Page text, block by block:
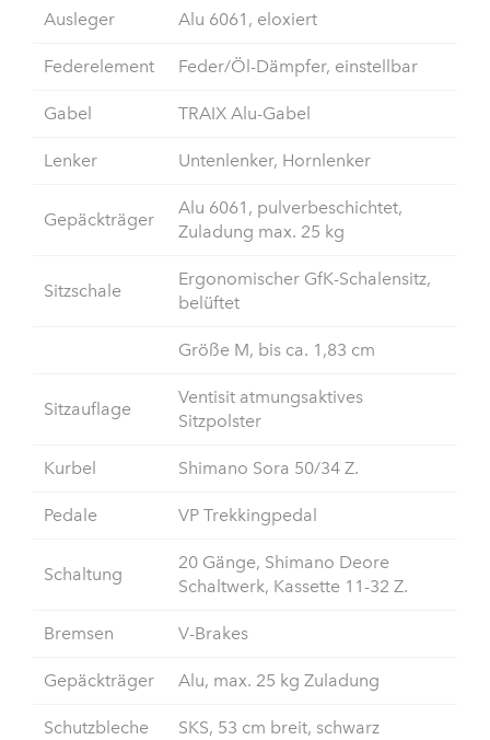
Ausleger Alu 6061, eloxiert
Federelement Feder/Öl-Dämpfer, einstellbar
Gabel TRAIX Alu-Gabel
Lenker Untenlenker, Hornlenker
Gepäckträger
Alu 6061, pulverbeschichtet,
Zuladung max. 25 kg
Sitzschale
Ergonomischer GfK-Schalensitz,
belüftet
Größe M, bis ca. 1,83 cm
Sitzauflage
Ventisit atmungsaktives
Sitzpolster
Kurbel Shimano Sora 50/34 Z.
Pedale VP Trekkingpedal
Schaltung
20 Gänge, Shimano Deore
Schaltwerk, Kassette 11-32 Z.
Bremsen V-Brakes
Gepäckträger Alu, max. 25 kg Zuladung
Schutzbleche SKS, 53 cm breit, schwarz